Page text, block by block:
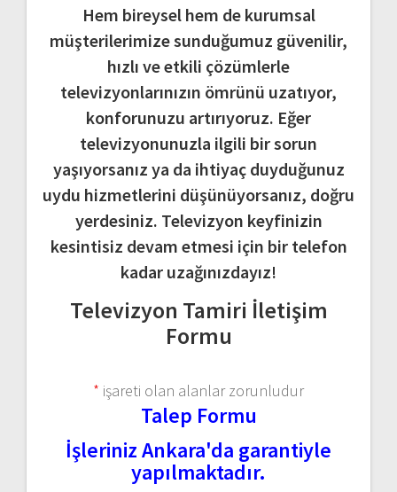
Hem bireysel hem de kurumsal
müşterilerimize sunduğumuz güvenilir,
hızlı ve etkili çözümlerle
televizyonlarınızın ömrünü uzatıyor,
konforunuzu artırıyoruz. Eğer
televizyonunuzla ilgili bir sorun
yaşıyorsanız ya da ihtiyaç duyduğunuz
uydu hizmetlerini düşünüyorsanız, doğru
yerdesiniz. Televizyon keyfinizin
kesintisiz devam etmesi için bir telefon
kadar uzağınızdayız!
Televizyon Tamiri İletişim
Formu
* işareti olan alanlar zorunludur
Talep Formu
İşleriniz Ankara'da garantiyle
yapılmaktadır.